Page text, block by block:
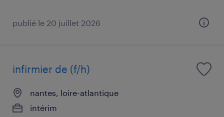
publié le 20 juillet 2026
infirmier de (f/h)
nantes, loire-atlantique
intérim